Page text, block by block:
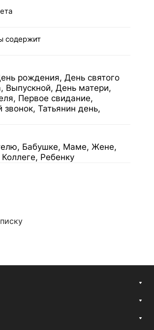
содержит
рождения, День святого
Выпускной, День матери,
Первое свидание,
звонок, Татьянин день,
Бабушке, Маме, Жене,
Ребенку